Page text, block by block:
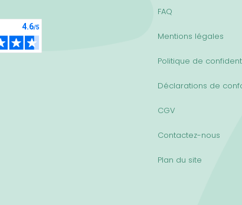
FAQ
Mentions légales
Politique de
Déclarations de
CGV
Contactez-nous
Plan du site